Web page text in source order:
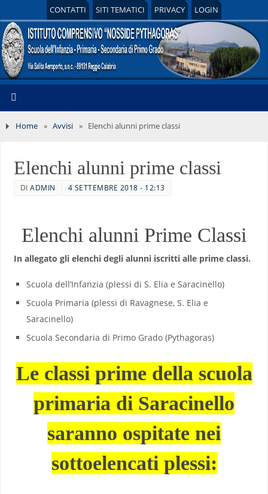
CONTATTI SITI TEMATICI PRIVACY LOGIN
Home » Avvisi » Elenchi alunni prime classi
Elenchi alunni prime classi
DIADMIN 4 SETTEMBRE 2018 - 12:13
Elenchi alunni Prime Classi
In allegato gli elenchi degli alunni iscritti alle prime classi.
Scuola dell’Infanzia (plessi di S. Elia e Saracinello)
Scuola Primaria (plessi di Ravagnese, S. Elia e
Saracinello)
Scuola Secondaria di Primo Grado (Pythagoras)
Le classi prime della scuola
primaria di Saracinello
saranno ospitate nei
sottoelencati plessi: